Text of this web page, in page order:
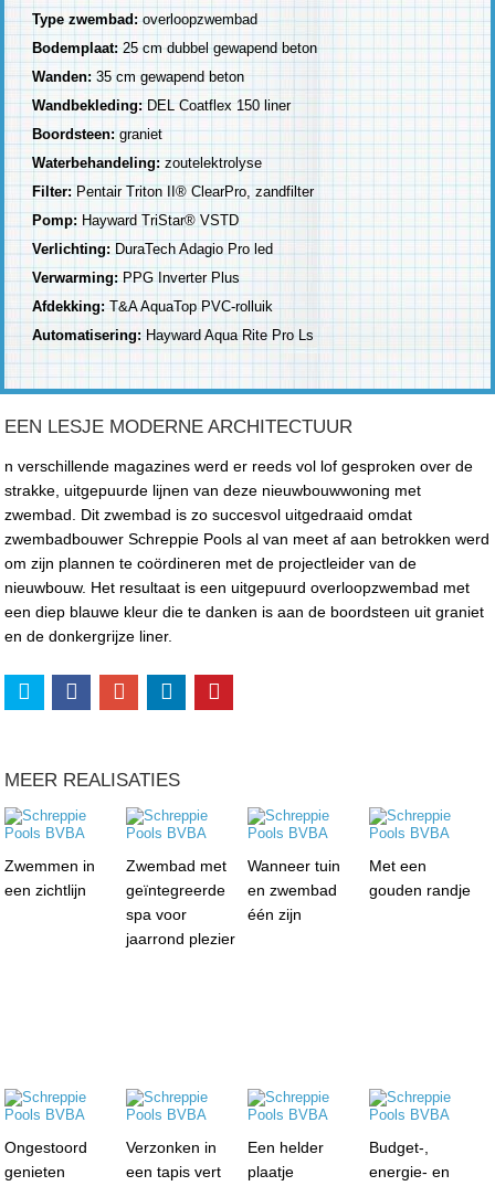
Type zwembad:overloopzwembad
Bodemplaat: 25 cm dubbel gewapend beton
Wanden: 35 cm gewapend beton
Wandbekleding:DEL Coatflex 150 liner
Boordsteen:graniet
Waterbehandeling: zoutelektrolyse
Filter: Pentair Triton II® ClearPro, zandfilter
Pomp: Hayward TriStar® VSTD
Verlichting: DuraTech Adagio Pro led
Verwarming:PPG Inverter Plus
Afdekking:T&A AquaTop PVC-rolluik
Automatisering: Hayward Aqua Rite Pro Ls
EEN LESJE MODERNE ARCHITECTUUR
n verschillende magazines werd er reeds vol lof gesproken over de
strakke, uitgepuurde lijnen van deze nieuwbouwwoning met
zwembad. Dit zwembad is zo succesvol uitgedraaid omdat
zwembadbouwer Schreppie Pools al van meet af aan betrokken werd
om zijn plannen te coördineren met de projectleider van de
nieuwbouw. Het resultaat is een uitgepuurd overloopzwembad met
een diep blauwe kleur die te danken is aan de boordsteen uit graniet
en de donkergrijze liner.
MEER REALISATIES
Zwemmen in
een zichtlijn
Zwembad met
geïntegreerde
spa voor
jaarrond plezier
Wanneer tuin
en zwembad
één zijn
Met een
gouden randje
Ongestoord
genieten
Verzonken in
een tapis vert
Een helder
plaatje
Budget-,
energie- en